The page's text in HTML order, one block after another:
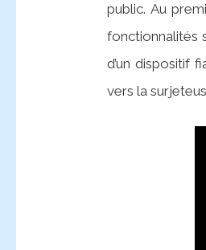
public. Au
fonctionnalités
d’un dispositif
vers la